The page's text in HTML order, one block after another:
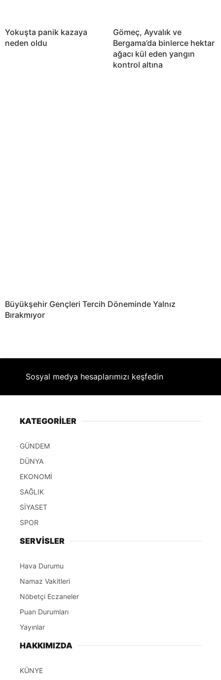
Yokuşta panik kazaya
neden oldu
Gömeç, Ayvalık ve
Bergama’da binlerce hektar
ağacı kül eden yangın
kontrol altına
Büyükşehir Gençleri Tercih Döneminde Yalnız
Bırakmıyor
Sosyal medya hesaplarımızı keşfedin
KATEGORİLER
GÜNDEM
DÜNYA
EKONOMİ
SAĞLIK
SİYASET
SPOR
SERVİSLER
Hava Durumu
Namaz Vakitleri
Nöbetçi Eczaneler
Puan Durumları
Yayınlar
HAKKIMIZDA
KÜNYE